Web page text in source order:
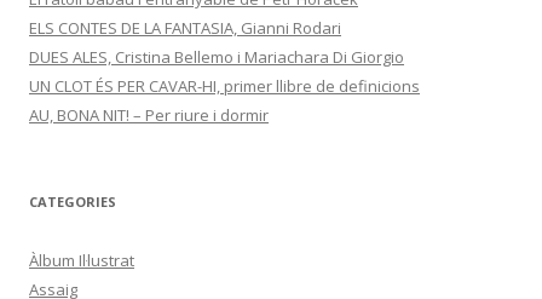
ELS CONTES DE LA FANTASIA, Gianni Rodari
DUES ALES, Cristina Bellemo i Mariachara Di Giorgio
UN CLOT ÉS PER CAVAR-HI, primer llibre de definicions
AU, BONA NIT! – Per riure i dormir
CATEGORIES
Àlbum Il·lustrat
Assaig